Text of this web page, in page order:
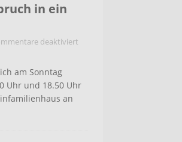
in ein
deaktiviert
am Sonntag
Uhr und 18.50 Uhr
an